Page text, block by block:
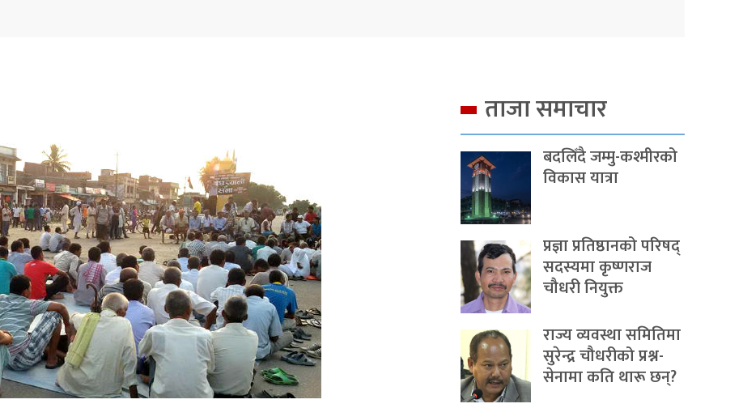
ताजा समाचार
बदलिँदै जम्मु-कश्मीरको
विकास यात्रा
प्रज्ञा प्रतिष्ठानको परिषद्
सदस्यमा कृष्णराज
चौधरी नियुक्त
राज्य व्यवस्था समितिमा
सुरेन्द्र चौधरीको प्रश्न-
सेनामा कति थारू छन्?